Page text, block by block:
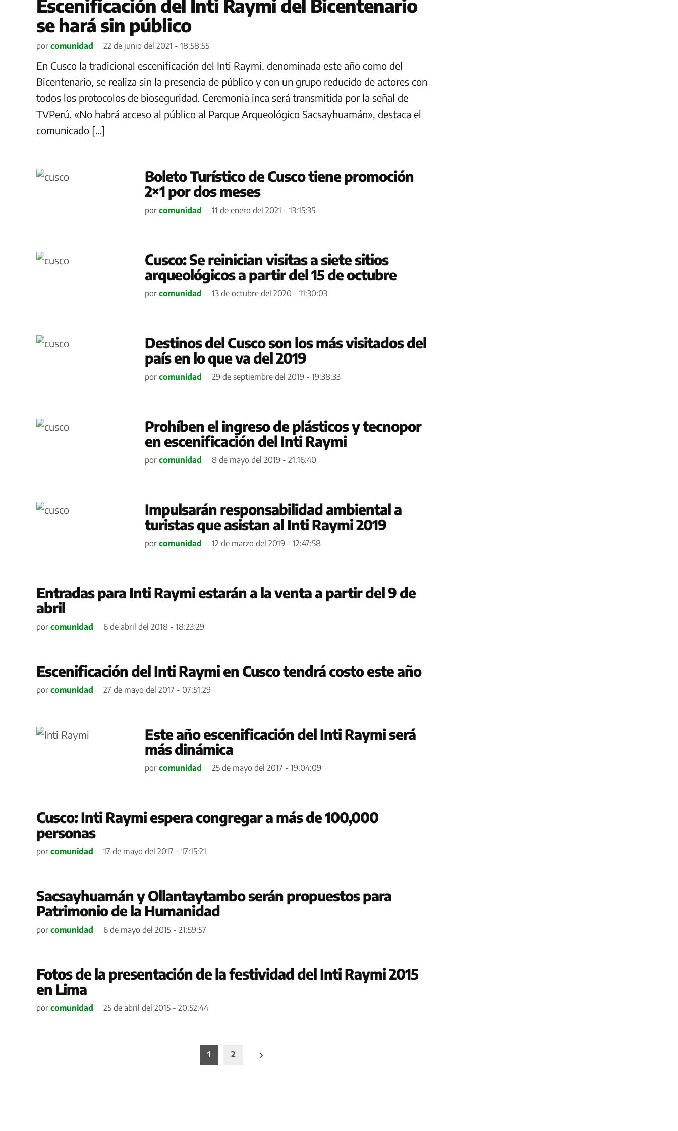
Escenificación del Inti Raymi del Bicentenario
se hará sin público
por comunidad 22 de junio del 2021 - 18:58:55
En Cusco la tradicional escenificación del Inti Raymi, denominada este año como del
Bicentenario, se realiza sin la presencia de público y con un grupo reducido de actores con
todos los protocolos de bioseguridad. Ceremonia inca será transmitida por la señal de
TVPerú. «No habrá acceso al público al Parque Arqueológico Sacsayhuamán», destaca el
comunicado […]
Boleto Turístico de Cusco tiene promoción
2×1 por dos meses
por comunidad 11 de enero del 2021 - 13:15:35
Cusco: Se reinician visitas a siete sitios
arqueológicos a partir del 15 de octubre
por comunidad 13 de octubre del 2020 - 11:30:03
Destinos del Cusco son los más visitados del
país en lo que va del 2019
por comunidad 29 de septiembre del 2019 - 19:38:33
Prohíben el ingreso de plásticos y tecnopor
en escenificación del Inti Raymi
por comunidad 8 de mayo del 2019 - 21:16:40
Impulsarán responsabilidad ambiental a
turistas que asistan al Inti Raymi 2019
por comunidad 12 de marzo del 2019 - 12:47:58
Entradas para Inti Raymi estarán a la venta a partir del 9 de
abril
por comunidad 6 de abril del 2018 - 18:23:29
Escenificación del Inti Raymi en Cusco tendrá costo este año
por comunidad 27 de mayo del 2017 - 07:51:29
Este año escenificación del Inti Raymi será
más dinámica
por comunidad 25 de mayo del 2017 - 19:04:09
Cusco: Inti Raymi espera congregar a más de 100,000
personas
por comunidad 17 de mayo del 2017 - 17:15:21
Sacsayhuamán y Ollantaytambo serán propuestos para
Patrimonio de la Humanidad
por comunidad 6 de mayo del 2015 - 21:59:57
Fotos de la presentación de la festividad del Inti Raymi 2015
en Lima
por comunidad 25 de abril del 2015 - 20:52:44
1 2